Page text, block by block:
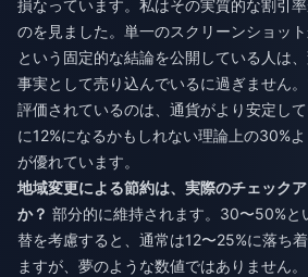
損なっています。私はその実質的な割引
のを見ました。単一のスクリーンショット
という固定的な結論を公開している人は
事実として売り込んでいるに過ぎません
評価されているのは、通貨がより安定し
に12%になるかもしれない理論上の30%
が優れています。
地域変更による節約は、実際のチェック
か？ 部分的に維持されます。30〜50%と
替を考慮すると、通常は12〜25%に落ち
ますが、夢のような数値ではありません。